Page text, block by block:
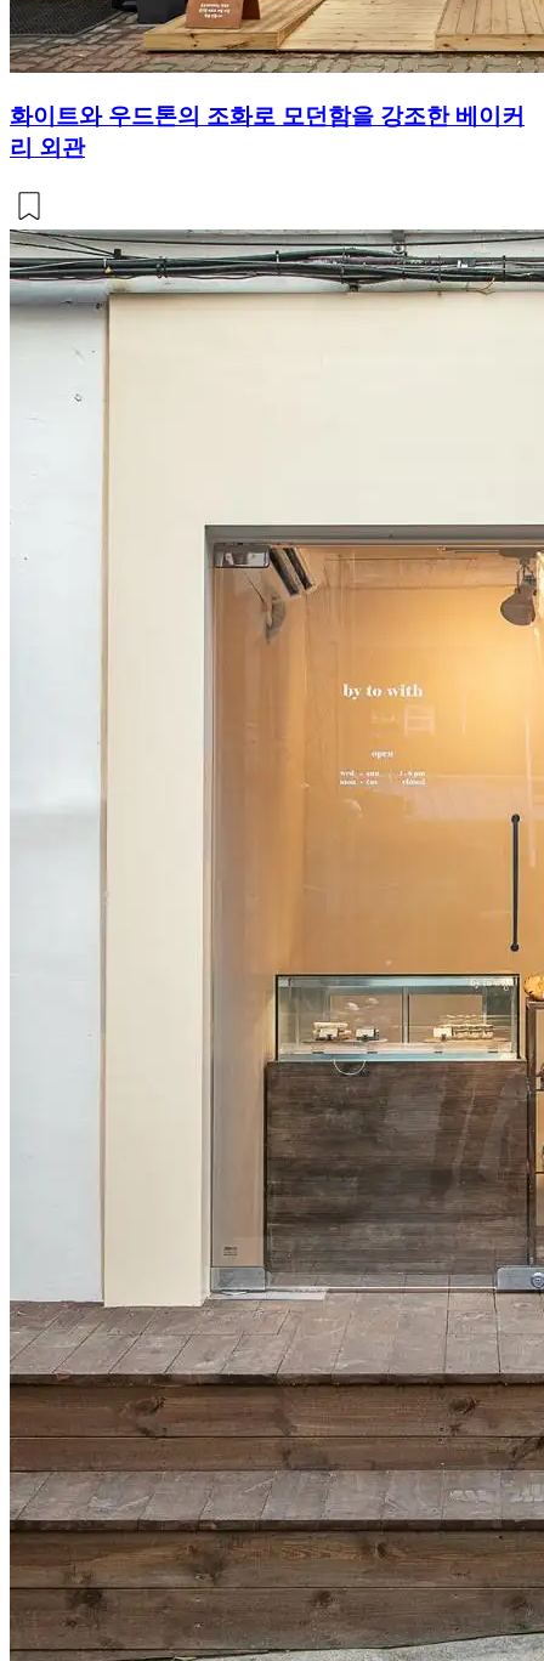
화이트와 우드톤의 조화로 모던함을 강조한 베이커
리 외관